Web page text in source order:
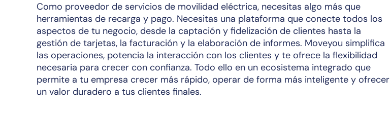
Como proveedor de servicios de movilidad eléctrica, necesitas algo más que
herramientas de recarga y pago. Necesitas una plataforma que conecte todos los
aspectos de tu negocio, desde la captación y fidelización de clientes hasta la
gestión de tarjetas, la facturación y la elaboración de informes. Moveyou simplifica
las operaciones, potencia la interacción con los clientes y te ofrece la flexibilidad
necesaria para crecer con confianza. Todo ello en un ecosistema integrado que
permite a tu empresa crecer más rápido, operar de forma más inteligente y ofrecer
un valor duradero a tus clientes finales.